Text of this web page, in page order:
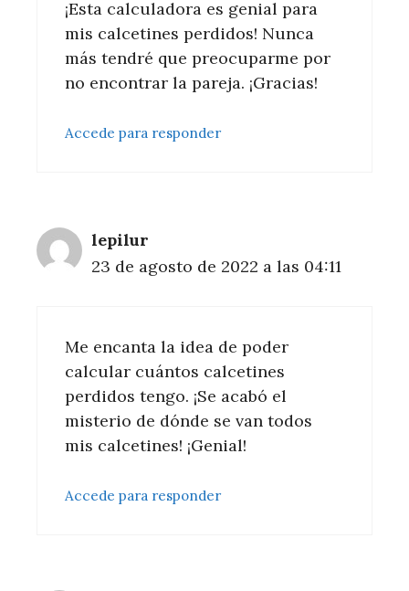
¡Esta calculadora es genial para
mis calcetines perdidos! Nunca
más tendré que preocuparme por
no encontrar la pareja. ¡Gracias!
Accede para responder
lepilur
23 de agosto de 2022 a las 04:11
Me encanta la idea de poder
calcular cuántos calcetines
perdidos tengo. ¡Se acabó el
misterio de dónde se van todos
mis calcetines! ¡Genial!
Accede para responder